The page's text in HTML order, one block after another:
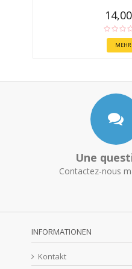
MEHR
Une
Contactez-nous
INFORMATIONEN
Kontakt